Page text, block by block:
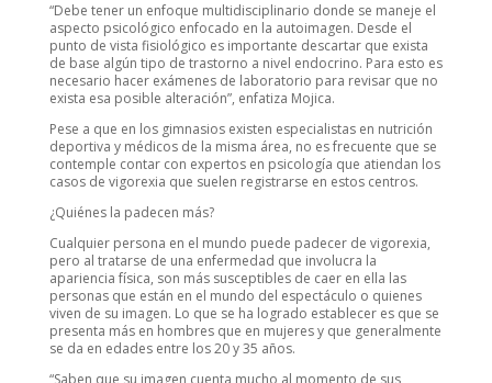
“Debe tener un enfoque multidisciplinario donde se maneje el
aspecto psicológico enfocado en la autoimagen. Desde el
punto de vista fisiológico es importante descartar que exista
de base algún tipo de trastorno a nivel endocrino. Para esto es
necesario hacer exámenes de laboratorio para revisar que no
exista esa posible alteración”, enfatiza Mojica.
Pese a que en los gimnasios existen especialistas en nutrición
deportiva y médicos de la misma área, no es frecuente que se
contemple contar con expertos en psicología que atiendan los
casos de vigorexia que suelen registrarse en estos centros.
¿Quiénes la padecen más?
Cualquier persona en el mundo puede padecer de vigorexia,
pero al tratarse de una enfermedad que involucra la
apariencia física, son más susceptibles de caer en ella las
personas que están en el mundo del espectáculo o quienes
viven de su imagen. Lo que se ha logrado establecer es que se
presenta más en hombres que en mujeres y que generalmente
se da en edades entre los 20 y 35 años.